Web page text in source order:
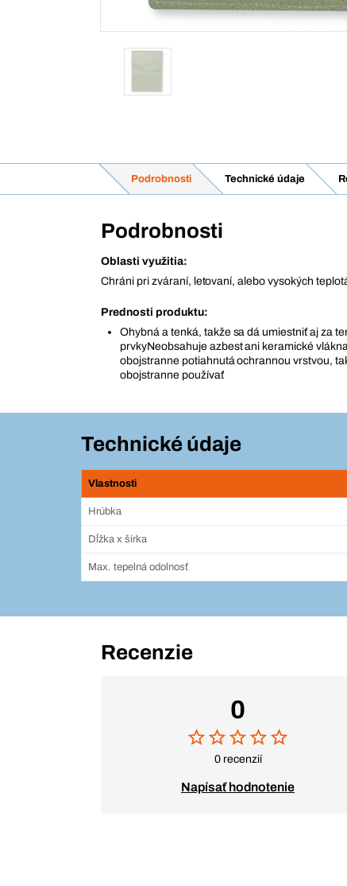
Podrobnosti Technické údaje
Podrobnosti
Oblasti využitia:
Chráni pri zváraní, letovaní, alebo vysokých
Prednosti produktu:
Ohybná a tenká, takže sa dá umiestniť aj za
prvkyNeobsahuje azbest ani keramické
obojstranne potiahnutá ochrannou vrstvou,
obojstranne používať
Technické údaje
Vlastnosti
Hrúbka
Dĺžka x šírka
Max. tepelná odolnosť
Recenzie
0
0 recenzií
Napísať hodnotenie